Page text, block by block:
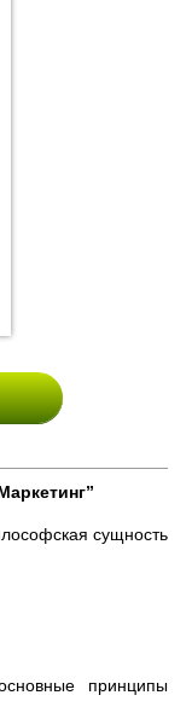
сущность
принципы